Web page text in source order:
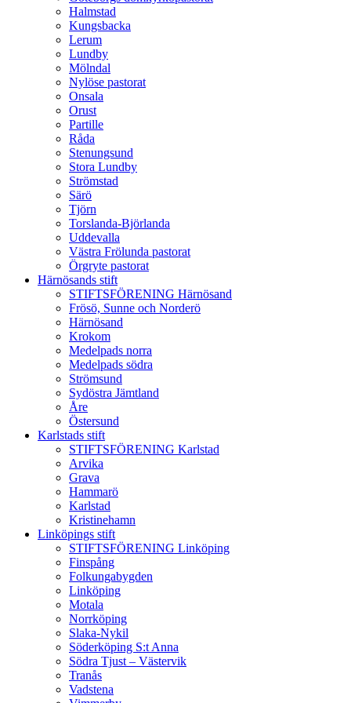
Halmstad
Kungsbacka
Lerum
Lundby
Mölndal
Nylöse pastorat
Onsala
Orust
Partille
Råda
Stenungsund
Stora Lundby
Strömstad
Särö
Tjörn
Torslanda-Björlanda
Uddevalla
Västra Frölunda pastorat
Örgryte pastorat
Härnösands stift
STIFTSFÖRENING Härnösand
Frösö, Sunne och Norderö
Härnösand
Krokom
Medelpads norra
Medelpads södra
Strömsund
Sydöstra Jämtland
Åre
Östersund
Karlstads stift
STIFTSFÖRENING Karlstad
Arvika
Grava
Hammarö
Karlstad
Kristinehamn
Linköpings stift
STIFTSFÖRENING Linköping
Finspång
Folkungabygden
Linköping
Motala
Norrköping
Slaka-Nykil
Söderköping S:t Anna
Södra Tjust – Västervik
Tranås
Vadstena